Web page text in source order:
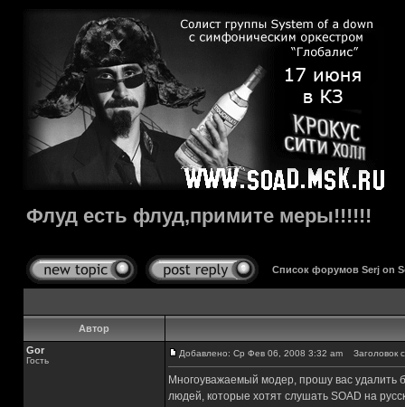
Флуд есть флуд,примите меры!!!!!!
Список форумов Serj on
Автор
Gor
Гость
Добавлено: Ср Фев 06, 2008 3:32 am Заголовок
Многоуважаемый модер, прошу вас
людей, которые хотят слушать SOAD на